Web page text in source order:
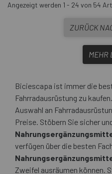
Angezeigt werden 1 - 24 von 54
ZURÜCK
MEHR
Biciescapa ist immer die
Fahrradausrüstung zu
Auswahl an
Preise. Stöbern Sie sicher
verfügen über die besten
Zweifel ausräumen können.